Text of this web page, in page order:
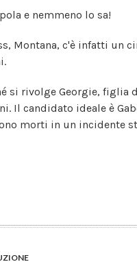
e nemmeno lo sa!
Montana, c'è infatti un
si rivolge Georgie, figlia
Il candidato ideale è
morti in un incidente